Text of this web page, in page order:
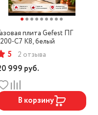
плита Gefest ПГ
С7 К8, белый
5 2 отзыва
999 руб.
В корзину